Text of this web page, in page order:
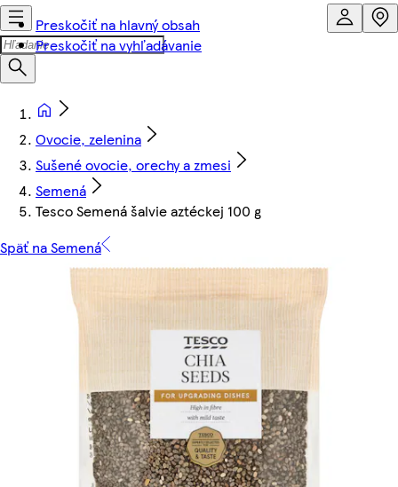
Preskočiť na hlavný obsah
Preskočiť na vyhľadávanie
Ovocie, zelenina
Sušené ovocie, orechy a zmesi
Semená
Tesco Semená šalvie aztéckej 100 g
Späť na Semená